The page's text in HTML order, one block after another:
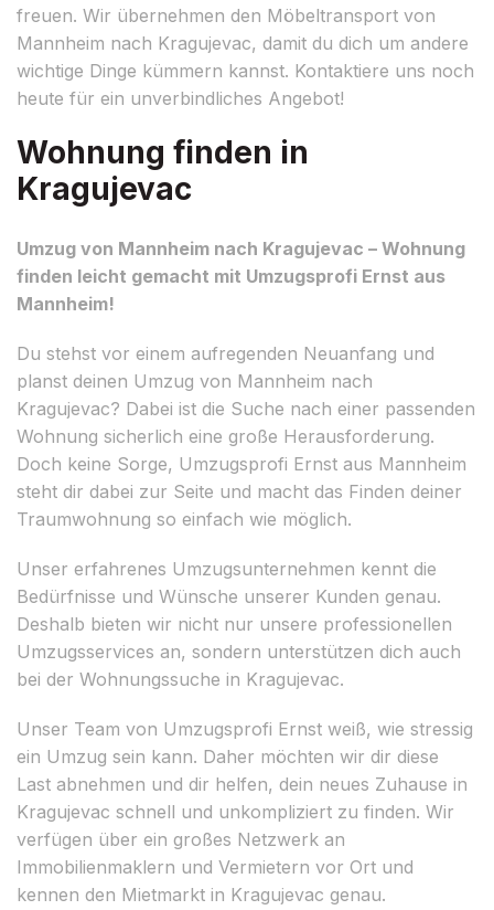
freuen. Wir übernehmen den Möbeltransport von
Mannheim nach Kragujevac, damit du dich um andere
wichtige Dinge kümmern kannst. Kontaktiere uns noch
heute für ein unverbindliches Angebot!
Wohnung finden in
Kragujevac
Umzug von Mannheim nach Kragujevac – Wohnung
finden leicht gemacht mit Umzugsprofi Ernst aus
Mannheim!
Du stehst vor einem aufregenden Neuanfang und
planst deinen Umzug von Mannheim nach
Kragujevac? Dabei ist die Suche nach einer passenden
Wohnung sicherlich eine große Herausforderung.
Doch keine Sorge, Umzugsprofi Ernst aus Mannheim
steht dir dabei zur Seite und macht das Finden deiner
Traumwohnung so einfach wie möglich.
Unser erfahrenes Umzugsunternehmen kennt die
Bedürfnisse und Wünsche unserer Kunden genau.
Deshalb bieten wir nicht nur unsere professionellen
Umzugsservices an, sondern unterstützen dich auch
bei der Wohnungssuche in Kragujevac.
Unser Team von Umzugsprofi Ernst weiß, wie stressig
ein Umzug sein kann. Daher möchten wir dir diese
Last abnehmen und dir helfen, dein neues Zuhause in
Kragujevac schnell und unkompliziert zu finden. Wir
verfügen über ein großes Netzwerk an
Immobilienmaklern und Vermietern vor Ort und
kennen den Mietmarkt in Kragujevac genau.